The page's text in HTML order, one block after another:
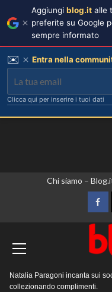
Chi siamo –
principale
Natalia Paragoni incanta sui
collezionando complimenti.
Aggiungi blog.it alle
preferite su Google
sempre informato
✉️ Entra nella
Clicca qui per inserire i tuoi dati